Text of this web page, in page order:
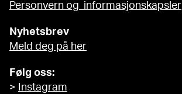
Personvern og informasjonskapsler
Nyhetsbrev
Meld deg på her
Følg oss:
>
Instagram